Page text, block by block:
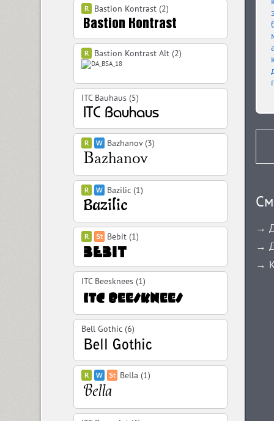
Bastion Kontrast (2)
Bastion Kontrast Alt (2)
ITC Bauhaus (5)
Bazhanov (3)
Bazilic (1)
Bebit (1)
ITC Beesknees (1)
Bell Gothic (6)
Bella (1)
→
→
→